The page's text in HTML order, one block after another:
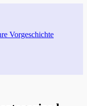
Vorgeschichte